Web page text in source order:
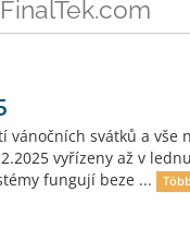
svátků a
vyřízeny až v
fungují beze ...